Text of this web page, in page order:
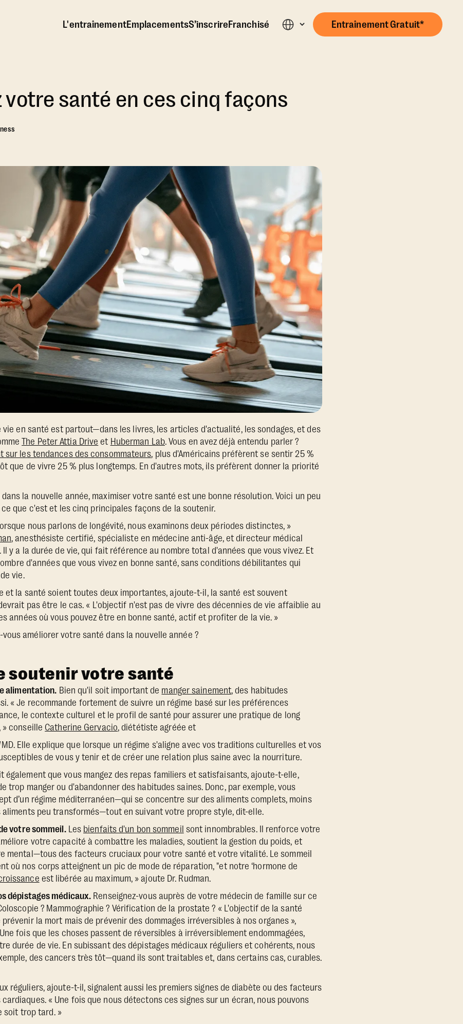
L'entraînementEmplacementsS’inscrireFranchisé Entraînement Gratuit*
votre santé en ces cinq façons
vie en santé est partout—dans les livres, les articles d'actualité, les sondages, et des
The Peter Attia Drive et Huberman Lab. Vous en avez déjà entendu parler ?
sur les tendances des consommateurs, plus d'Américains préfèrent se sentir 25 %
que de vivre 25 % plus longtemps. En d'autres mots, ils préfèrent donner la priorité
la nouvelle année, maximiser votre santé est une bonne résolution. Voici un peu
que c'est et les cinq principales façons de la soutenir.
nous parlons de longévité, nous examinons deux périodes distinctes, »
, anesthésiste certifié, spécialiste en médecine anti-âge, et directeur médical
Il y a la durée de vie, qui fait référence au nombre total d'années que vous vivez. Et
d'années que vous vivez en bonne santé, sans conditions débilitantes qui
vie.
et la santé soient toutes deux importantes, ajoute-t-il, la santé est souvent
pas être le cas. « L'objectif n'est pas de vivre des décennies de vie affaiblie au
années où vous pouvez être en bonne santé, actif et profiter de la vie. »
vous améliorer votre santé dans la nouvelle année ?
soutenir votre santé
alimentation. Bien qu'il soit important de manger sainement, des habitudes
« Je recommande fortement de suivre un régime basé sur les préférences
le contexte culturel et le profil de santé pour assurer une pratique de long
» conseille Catherine Gervacio, diététiste agréée et
Elle explique que lorsque un régime s'aligne avec vos traditions culturelles et vos
de vous y tenir et de créer une relation plus saine avec la nourriture.
également que vous mangez des repas familiers et satisfaisants, ajoute-t-elle,
trop manger ou d'abandonner des habitudes saines. Donc, par exemple, vous
d’un régime méditerranéen—qui se concentre sur des aliments complets, moins
aliments peu transformés—tout en suivant votre propre style, dit-elle.
votre sommeil.Les bienfaits d'un bon sommeil sont innombrables. Il renforce votre
votre capacité à combattre les maladies, soutient la gestion du poids, et
mental—tous des facteurs cruciaux pour votre santé et votre vitalité. Le sommeil
où nos corps atteignent un pic de mode de réparation, "et notre ‘hormone de
est libérée au maximum, » ajoute Dr. Rudman.
dépistages médicaux. Renseignez-vous auprès de votre médecin de famille sur ce
? Mammographie ? Vérification de la prostate ? « L'objectif de la santé
la mort mais de prévenir des dommages irréversibles à nos organes »,
fois que les choses passent de réversibles à irréversiblement endommagées,
durée de vie. En subissant des dépistages médicaux réguliers et cohérents, nous
des cancers très tôt—quand ils sont traitables et, dans certains cas, curables.
réguliers, ajoute-t-il, signalent aussi les premiers signes de diabète ou des facteurs
« Une fois que nous détectons ces signes sur un écran, nous pouvons
soit trop tard. »